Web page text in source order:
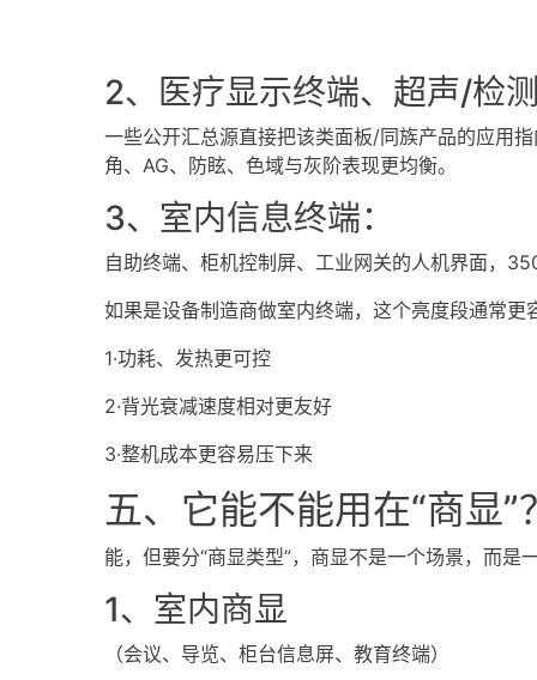
2、医疗显示终端、超声/检
一些公开汇总源直接把该类面板/同族产品的应用
角、AG、防眩、色域与灰阶表现更均衡。
3、室内信息终端：
自助终端、柜机控制屏、工业网关的人机界面，
如果是设备制造商做室内终端，这个亮度段通常更
1·功耗、发热更可控
2·背光衰减速度相对更友好
3·整机成本更容易压下来
五、它能不能用在“商显”
能，但要分“商显类型”，商显不是一个场景，而
1、室内商显
（会议、导览、柜台信息屏、教育终端）